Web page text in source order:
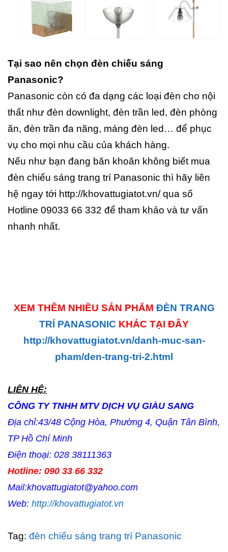
Tại sao nên chọn đèn chiếu sáng
Panasonic?
Panasonic còn có đa dạng các loại đèn cho nội
thất như đèn downlight, đèn trần led, đèn phòng
ăn, đèn trần đa năng, máng đèn led… để phục
vụ cho mọi nhu cầu của khách hàng.
Nếu như bạn đang băn khoăn không biết mua
đèn chiếu sáng trang trí Panasonic thì hãy liên
hệ ngay tới http://khovattugiatot.vn/ qua số
Hotline 09033 66 332 để tham khảo và tư vấn
nhanh nhất.
XEM THÊM NHIỀU SẢN PHẨM ĐÈN TRANG
TRÍ PANASONIC KHÁC TẠI ĐÂY
http://khovattugiatot.vn/danh-muc-san-
pham/den-trang-tri-2.html
LIÊN HỆ:
CÔNG TY TNHH MTV DỊCH VỤ GIÀU SANG
Địa chỉ:43/48 Cộng Hòa, Phường 4, Quận Tân Bình,
TP Hồ Chí Minh
Điện thoại: 028 38111363
Hotline: 090 33 66 332
Mail:khovattugiatot@yahoo.com
Web: http://khovattugiatot.vn
Tag: đèn chiếu sáng trang trí Panasonic